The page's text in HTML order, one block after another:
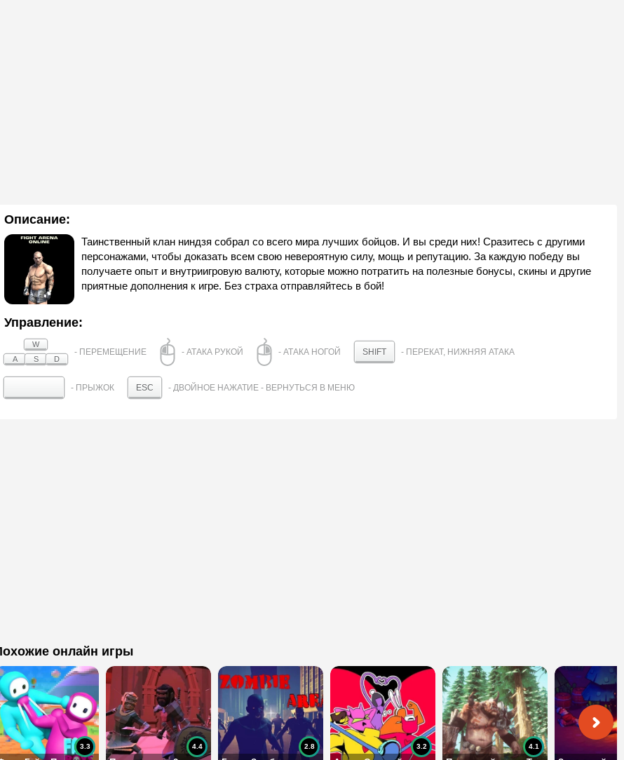
Описание:
Таинственный клан ниндзя собрал со всего мира лучших бойцов. И вы среди них! Сразитесь с другими
персонажами, чтобы доказать всем свою невероятную силу, мощь и репутацию. За каждую победу вы
получаете опыт и внутриигровую валюту, которые можно потратить на полезные бонусы, скины и другие
приятные дополнения к игре. Без страха отправляйтесь в бой!
Управление:
W
A
S D
- ПЕРЕМЕЩЕНИЕ - АТАКА РУКОЙ - АТАКА НОГОЙ SHIFT - ПЕРЕКАТ, НИЖНЯЯ АТАКА
- ПРЫЖОК ESC - ДВОЙНОЕ НАЖАТИЕ - ВЕРНУТЬСЯ В МЕНЮ
онлайн игры
3.3 4.4 2.8 3.2 4.1